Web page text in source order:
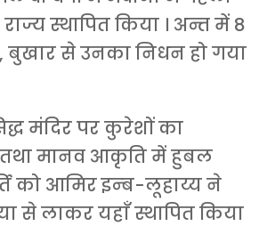
स्थापित किया । अन्त में 8
से उनका निधन हो गया
मंदिर पर कुरेशों का
तथा मानव आकृति में हुबल
को आमिर इन्ब-लूहाय्य ने
से लाकर यहाँ स्थापित किया